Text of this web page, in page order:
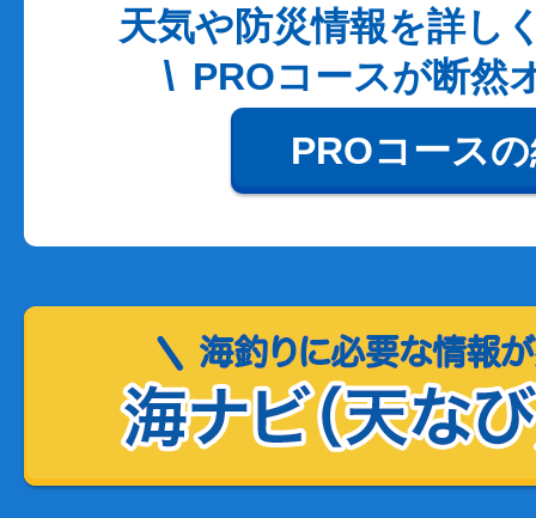
天気や防災情報を詳し
PROコースが断然
PROコース